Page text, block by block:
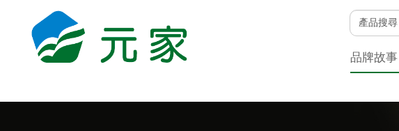
品牌故事